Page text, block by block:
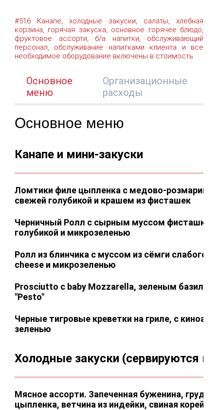
#516 Канапе, холодные закуски, салаты, хлебная
корзина, горячая закуска, основное горячее блюдо,
фруктовое ассорти, б/а напитки, обслуживающий
персонал, обслуживание напитками клиента и все
необходимое оборудование включены в стоимость
Основное
меню
Организационные
расходы
Основное меню
Канапе и мини-закуски
Ломтики филе цыпленка с медово-
свежей голубикой и крашем из фисташек
Черничный Ролл с сырным муссом
голубикой и микрозеленью
Ролл из блинчика с муссом из сёмги слабого
cheese и микрозеленью
Prosciutto с baby Mozzarella, зеленым
"Pesto"
Черные тигровые креветки на гриле, с киноа,
зеленью
Холодные закуски (сервируются в
Мясное ассорти. Запеченная буженина,
цыпленка, ветчина из индейки, свиная